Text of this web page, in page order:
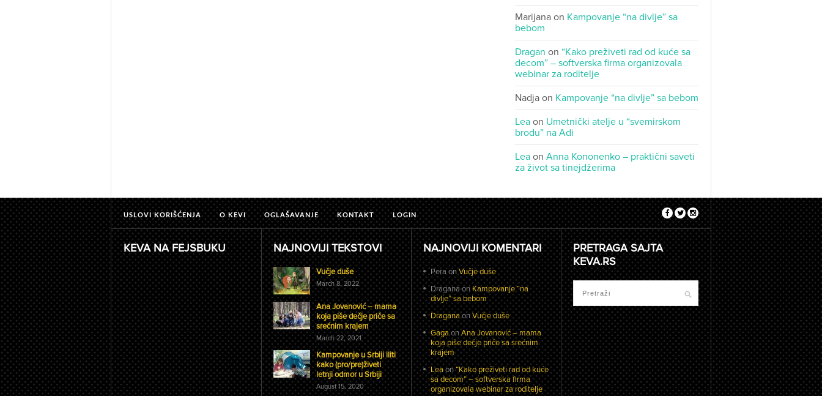
Marijana on Kampovanje “na divlje” sa
bebom
Dragan on “Kako preživeti rad od kuće sa
decom” – softverska firma organizovala
webinar za roditelje
Nadja on Kampovanje “na divlje” sa bebom
Lea on Umetnički atelje u “svemirskom
brodu” na Adi
Lea on Anna Kononenko – praktični saveti
za život sa tinejdžerima
USLOVI KORIŠĆENJA O KEVI OGLAŠAVANJE KONTAKT LOGIN
KEVA NA FEJSBUKU NAJNOVIJI TEKSTOVI
Vučje duše
March 8, 2022
Ana Jovanović – mama
koja piše dečje priče sa
srećnim krajem
March 22, 2021
Kampovanje u Srbiji iliti
kako (pro/pre)živeti
letnji odmor u Srbiji
August 15, 2020
NAJNOVIJI KOMENTARI
PeraonVučje duše
DraganaonKampovanje “na
divlje” sa bebom
DraganaonVučje duše
GagaonAna Jovanović – mama
koja piše dečje priče sa srećnim
krajem
Leaon“Kako preživeti rad od kuće
sa decom” – softverska firma
organizovala webinar za roditelje
PRETRAGA SAJTA
KEVA.RS